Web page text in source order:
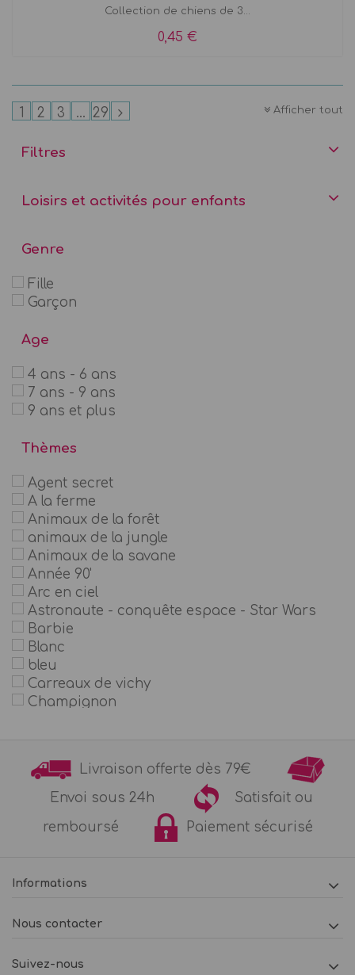
Collection de chiens de 3...
0,45 €
Afficher tout
1 2 3 ... 29
Filtres
Loisirs et activités pour enfants
Genre
Fille
Garçon
Age
4 ans - 6 ans
7 ans - 9 ans
9 ans et plus
Thèmes
Agent secret
A la ferme
Animaux de la forêt
animaux de la jungle
Animaux de la savane
Année 90'
Arc en ciel
Astronaute - conquête espace - Star Wars
Barbie
Blanc
bleu
Carreaux de vichy
Champignon
Chevaliers et dragons
Chevaux et poneys
Cirque
Couleur fluo
Cow-Boy
Danseuse et Ballerine
Fleurs et or
Livraison offerte dès 79€
Envoi sous 24h
Satisfait ou
remboursé
Paiement sécurisé
Informations
Nous contacter
Suivez-nous